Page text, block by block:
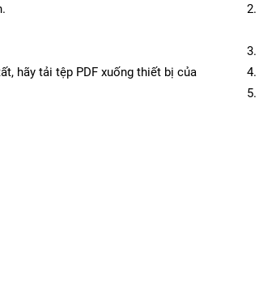
hãy tải tệp PDF xuống thiết bị của